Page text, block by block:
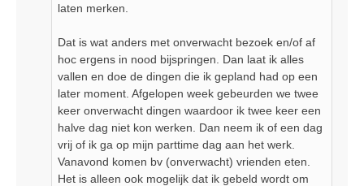
laten merken.
Dat is wat anders met onverwacht bezoek en/of af
hoc ergens in nood bijspringen. Dan laat ik alles
vallen en doe de dingen die ik gepland had op een
later moment. Afgelopen week gebeurden we twee
keer onverwacht dingen waardoor ik twee keer een
halve dag niet kon werken. Dan neem ik of een dag
vrij of ik ga op mijn parttime dag aan het werk.
Vanavond komen bv (onverwacht) vrienden eten.
Het is alleen ook mogelijk dat ik gebeld wordt om